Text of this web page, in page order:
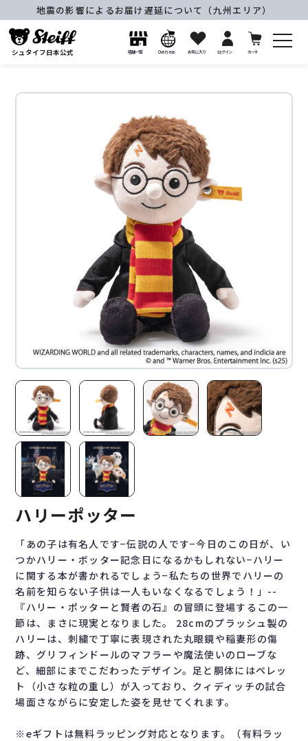
地震の影響によるお届け遅延について（九州エリア）
シュタイフ日本公式 店舗一覧 Overseas お気に入り ログイン カート
ハリーポッター
「あの子は有名人です−伝説の人です−今日のこの日が、い
つかハリー・ボッター記念日になるかもしれない−ハリー
に関する本が書かれるでしょう−私たちの世界でハリーの
名前を知らない子供は一人もいなくなるでしょう！」--
『ハリー・ポッターと賢者の石』の冒頭に登場するこの一
節は、まさに現実となりました。 28cmのプラッシュ製の
ハリーは、刺繍で丁寧に表現された丸眼鏡や稲妻形の傷
跡、グリフィンドールのマフラーや魔法使いのローブな
ど、細部にまでこだわったデザイン。足と胴体にはペレッ
ト（小さな粒の重し）が入っており、クィディッチの試合
場面さながらに安定した姿を見せてくれます。
※eギフトは無料ラッピング対応となります。（有料ラッ